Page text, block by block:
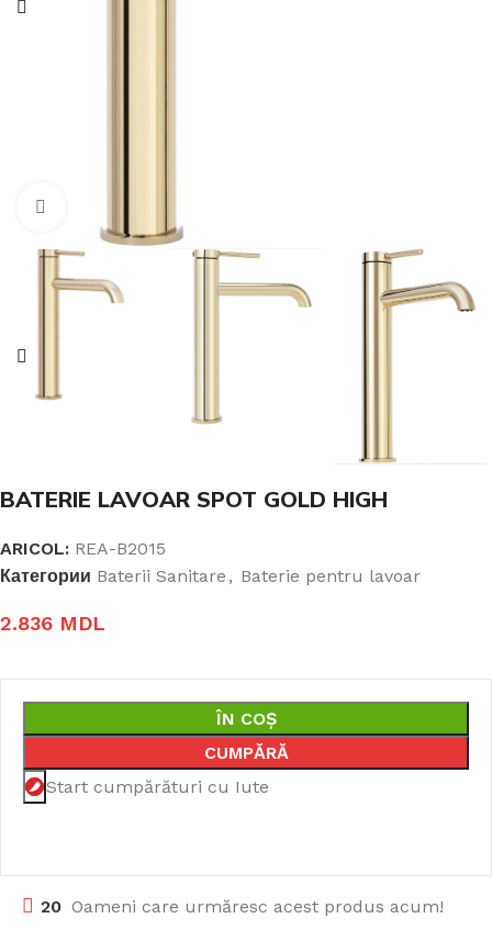
BATERIE LAVOAR SPOT GOLD HIGH
ARICOL: REA-B2015
Категории Baterii Sanitare , Baterie pentru lavoar
2.836 MDL
ÎN COȘ
CUMPĂRĂ
Start cumpărături cu Iute
20 Oameni care urmăresc acest produs acum!